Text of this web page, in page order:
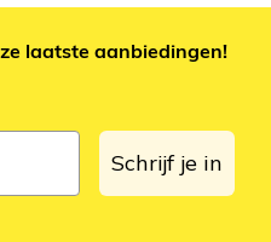
laatste aanbiedingen!
Schrijf je in